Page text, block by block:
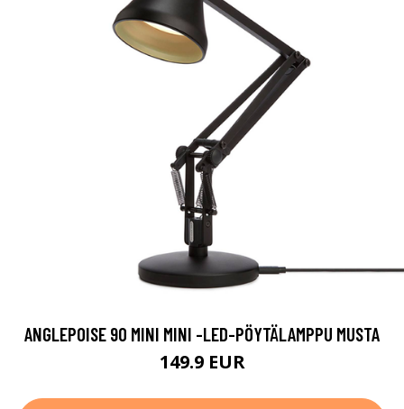
ANGLEPOISE 90 MINI MINI -LED-PÖYTÄLAMPPU MUSTA
149.9 EUR